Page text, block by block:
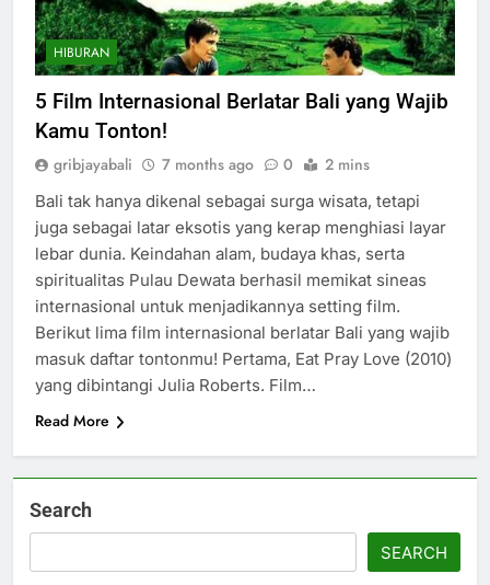
HIBURAN
5 Film Internasional Berlatar Bali yang Wajib
Kamu Tonton!
gribjayabali 7 months ago 0 2 mins
Bali tak hanya dikenal sebagai surga wisata, tetapi
juga sebagai latar eksotis yang kerap menghiasi layar
lebar dunia. Keindahan alam, budaya khas, serta
spiritualitas Pulau Dewata berhasil memikat sineas
internasional untuk menjadikannya setting film.
Berikut lima film internasional berlatar Bali yang wajib
masuk daftar tontonmu! Pertama, Eat Pray Love (2010)
yang dibintangi Julia Roberts. Film…
Read More
Search
SEARCH